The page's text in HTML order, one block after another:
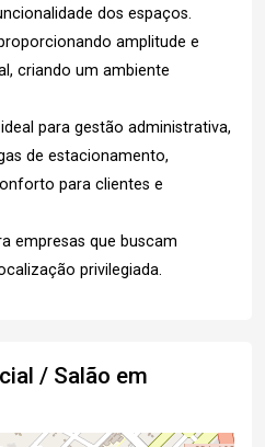
dos espaços.
amplitude e
criando um ambiente
para gestão administrativa,
de estacionamento,
para clientes e
empresas que buscam
privilegiada.
/ Salão em